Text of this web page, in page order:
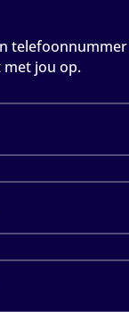
met jou op.